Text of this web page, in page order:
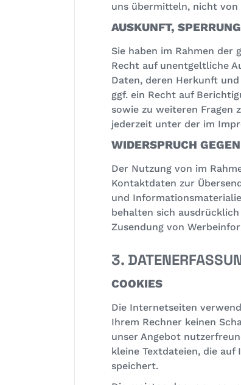
uns übermitteln, nicht
AUSKUNFT,
Sie haben im Rahmen der
Recht auf unentgeltliche
Daten, deren Herkunft
ggf. ein Recht auf
sowie zu weiteren Fragen
jederzeit unter der im
WIDERSPRUCH
Der Nutzung von im
Kontaktdaten zur
und
behalten sich
Zusendung von
3.
COOKIES
Die Internetseiten
Ihrem Rechner keinen
unser Angebot
kleine Textdateien, die
speichert.